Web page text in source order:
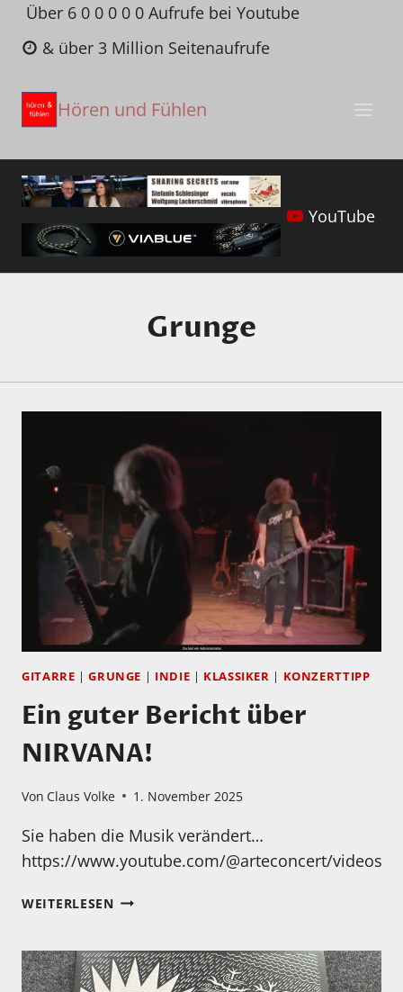
Zum
Inhalt
springen
Über 6 0 0 0 0 0 Aufrufe bei Youtube
& über 3 Million Seitenaufrufe
Hören und Fühlen
YouTube
Grunge
GITARRE |GRUNGE | INDIE | KLASSIKER | KONZERTTIPP
Ein guter Bericht über
NIRVANA!
Von Claus Volke 1. November 2025
Sie haben die Musik verändert…
https://www.youtube.com/@arteconcert/videos
WEITERLESENEIN
ÜBER
NIRVANA!